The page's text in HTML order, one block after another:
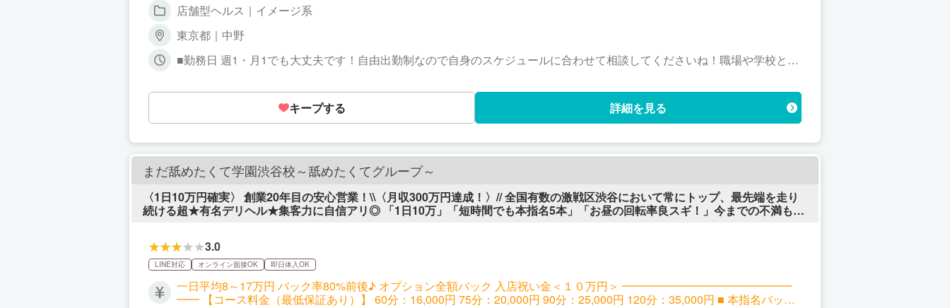
店舗型ヘルス｜イメージ系
東京都｜中野
■勤務日 週1・月1でも大丈夫です！自由出勤制なので自身のスケジュールに合わせて相談してくださいね！職場や学校と掛
キープする 詳細を見る
まだ舐めたくて学園渋谷校～舐めたくてグループ～
〈1日10万円確実〉 創業20年目の安心営業！\\〈月収300万円達成！〉// 全国有数の激戦区渋谷において常にトップ、最先端を走り
続ける超★有名デリヘル★集客力に自信アリ◎ 「1日10万」「短時間でも本指名5本」「お昼の回転率良スギ！」今までの不満も悩
3.0
LINE対応 オンライン面接OK 即日体入OK
一日平均8～17万円 バック率80%前後♪ オプション全額バック 入店祝い金＜１０万円＞ ━━━━━━━━━━━━━━━
━━ 【コース料金（最低保証あり）】 60分：16,000円 75分：20,000円 90分：25,000円 120分：35,000円 ■ 本指名バッ